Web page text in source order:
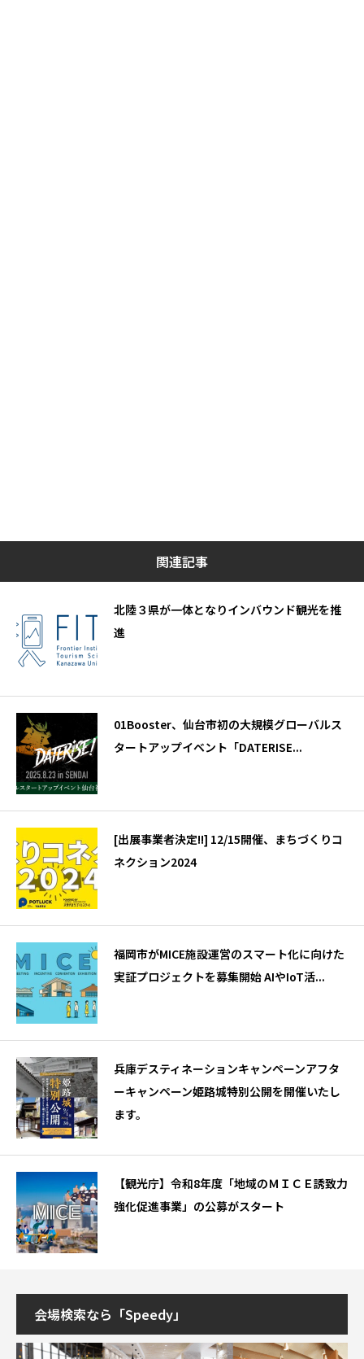
関連記事
北陸３県が一体となりインバウンド観光を推
進
01Booster、仙台市初の大規模グローバルス
タートアップイベント「DATERISE...
[出展事業者決定!!] 12/15開催、まちづくりコ
ネクション2024
福岡市がMICE施設運営のスマート化に向けた
実証プロジェクトを募集開始 AIやIoT活...
兵庫デスティネーションキャンペーンアフタ
ーキャンペーン姫路城特別公開を開催いたし
ます。
【観光庁】令和8年度「地域のＭＩＣＥ誘致力
強化促進事業」の公募がスタート
会場検索なら「Speedy」